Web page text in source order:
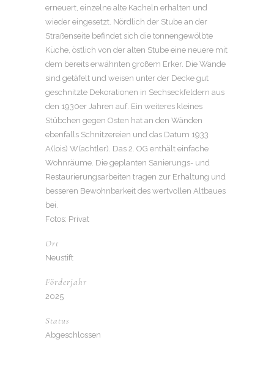
erneuert, einzelne alte Kacheln erhalten und
wieder eingesetzt. Nördlich der Stube an der
Straßenseite befindet sich die tonnengewölbte
Küche, östlich von der alten Stube eine neuere mit
dem bereits erwähnten großem Erker. Die Wände
sind getäfelt und weisen unter der Decke gut
geschnitzte Dekorationen in Sechseckfeldern aus
den 1930er Jahren auf. Ein weiteres kleines
Stübchen gegen Osten hat an den Wänden
ebenfalls Schnitzereien und das Datum 1933
A(lois) W(achtler). Das 2. OG enthält einfache
Wohnräume. Die geplanten Sanierungs- und
Restaurierungsarbeiten tragen zur Erhaltung und
besseren Bewohnbarkeit des wertvollen Altbaues
bei.
Fotos: Privat
Ort
Neustift
Förderjahr
2025
Status
Abgeschlossen